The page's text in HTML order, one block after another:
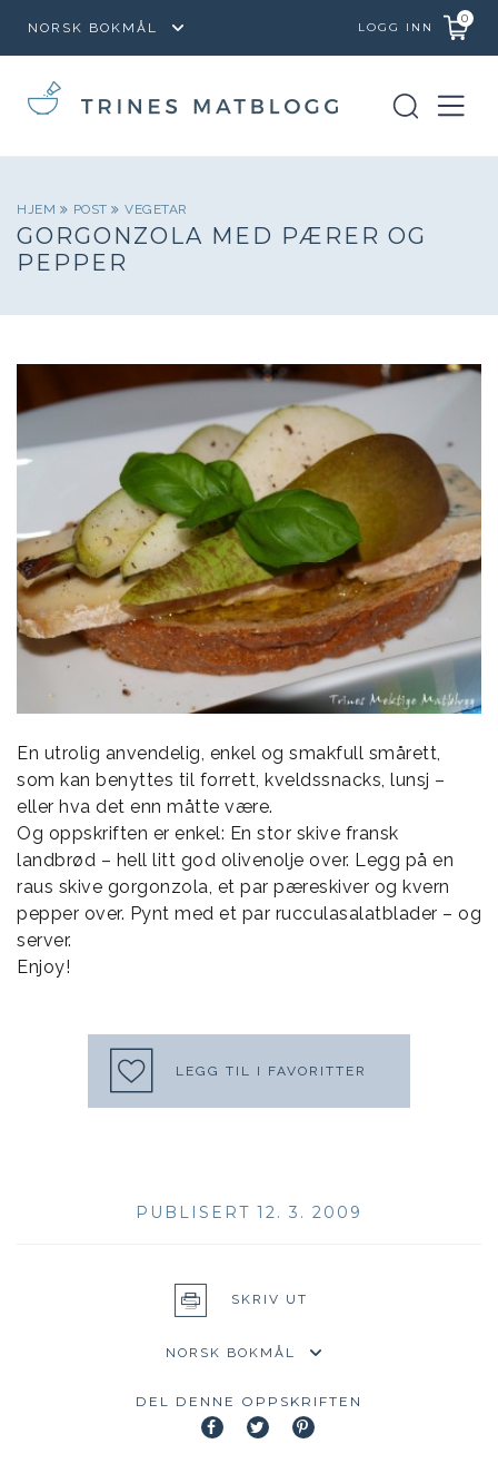
LOGG INN
0
HJEM POST VEGETAR
GORGONZOLA MED PÆRER OG
PEPPER
En utrolig anvendelig, enkel og smakfull smårett,
som kan benyttes til forrett, kveldssnacks, lunsj –
eller hva det enn måtte være.
Og oppskriften er enkel: En stor skive fransk
landbrød – hell litt god olivenolje over. Legg på en
raus skive gorgonzola, et par pæreskiver og kvern
pepper over. Pynt med et par rucculasalatblader – og
server.
Enjoy!
LEGG TIL I FAVORITTER
PUBLISERT 12. 3. 2009
SKRIV UT
DEL DENNE OPPSKRIFTEN